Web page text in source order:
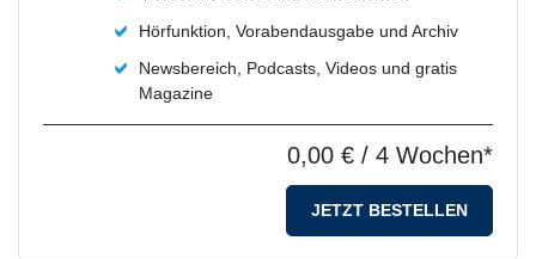
Hörfunktion, Vorabendausgabe und Archiv
Newsbereich, Podcasts, Videos und gratis
Magazine
0,00 € / 4 Wochen*
JETZT BESTELLEN